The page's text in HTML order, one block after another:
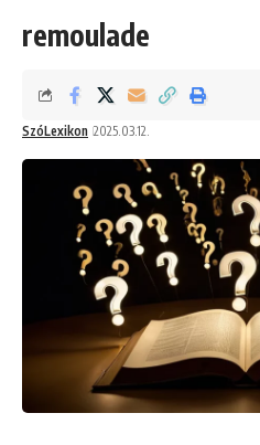
remoulade
SzóLexikon 2025.03.12.